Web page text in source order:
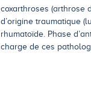
coxarthroses (arthrose
d’origine traumatique
rhumatoïde. Phase
charge de ces